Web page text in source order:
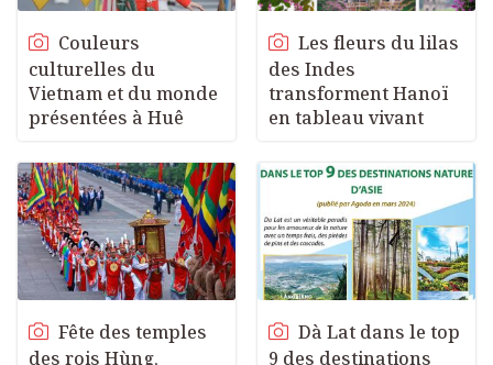
Couleurs
culturelles du
Vietnam et du monde
présentées à Huê
Les fleurs du lilas
des Indes
transforment Hanoï
en tableau vivant
Fête des temples
des rois Hùng,
Dà Lat dans le top
9 des destinations